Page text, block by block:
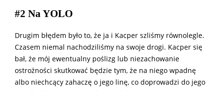
#2 Na YOLO
Drugim błędem było to, że ja i Kacper szliśmy równolegle.
Czasem niemal nachodziliśmy na swoje drogi. Kacper się
bał, że mój ewentualny poślizg lub niezachowanie
ostrożności skutkować będzie tym, że na niego wpadnę
albo niechcący zahaczę o jego linę, co doprowadzi do jego